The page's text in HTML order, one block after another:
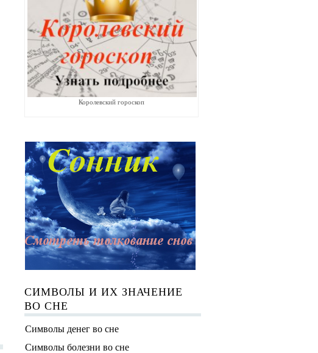
Королевский гороскоп
СИМВОЛЫ И ИХ ЗНАЧЕНИЕ
ВО СНЕ
Символы денег во сне
Символы болезни во сне